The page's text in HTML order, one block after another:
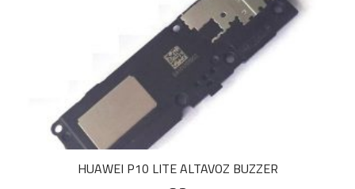
HUAWEI P10 LITE ALTAVOZ BUZZER